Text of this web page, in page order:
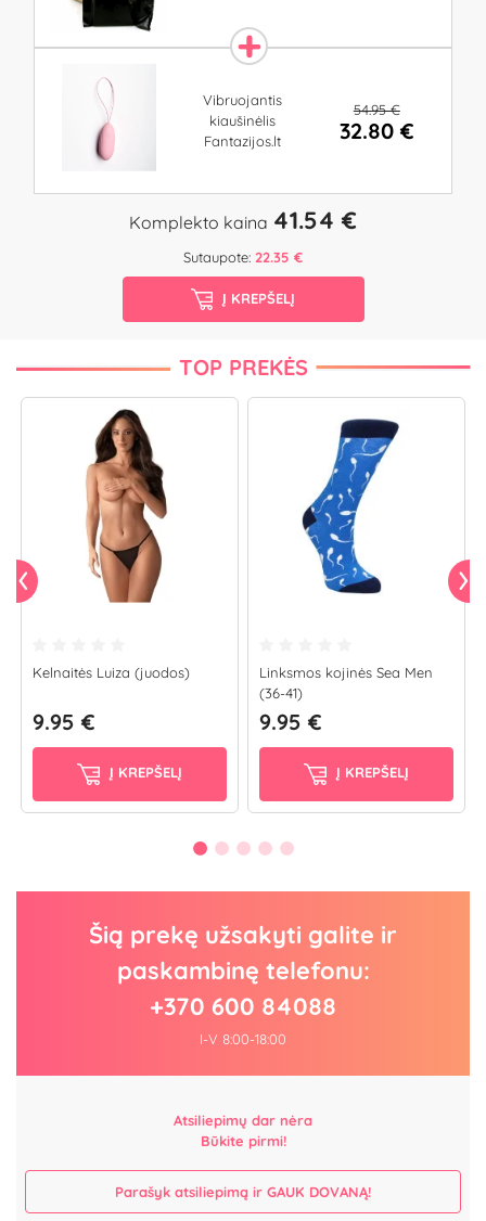
Vibruojantis
kiaušinėlis
Fantazijos.lt
54.95 €
32.80 €
Komplekto kaina 41.54 €
Sutaupote: 22.35 €
Į KREPŠELĮ
TOP PREKĖS
Kelnaitės Luiza (juodos)
9.95 €
Į KREPŠELĮ
Linksmos kojinės Sea Men
(36-41)
9.95 €
Į KREPŠELĮ
Šią prekę užsakyti galite ir
paskambinę telefonu:
+370 600 84088
I-V 8:00-18:00
Atsiliepimų dar nėra
Būkite pirmi!
Parašyk atsiliepimą ir GAUK DOVANĄ!